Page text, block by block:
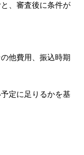
、審査後に条件が
他費用、振込時期
定に足りるかを基